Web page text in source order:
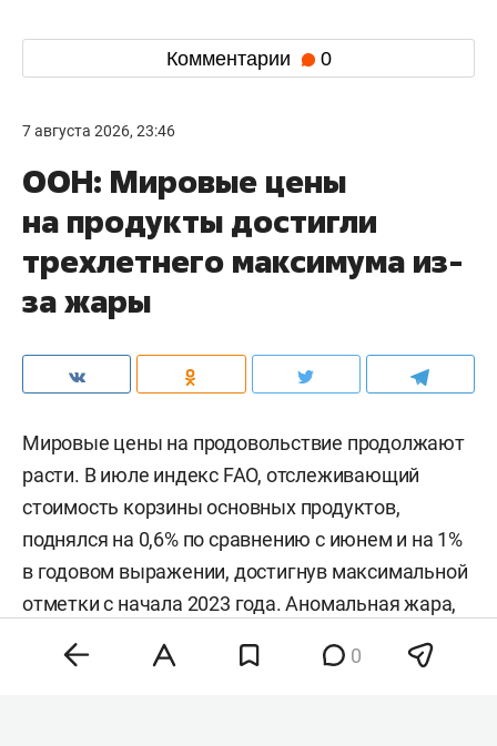
Комментарии 0
7 августа 2026, 23:46
ООН: Мировые цены
на продукты достигли
трехлетнего максимума из-
за жары
Мировые цены на продовольствие продолжают
расти. В июле индекс FAO, отслеживающий
стоимость корзины основных продуктов,
поднялся на 0,6% по сравнению с июнем и на 1%
в годовом выражении, достигнув максимальной
отметки с начала 2023 года. Аномальная жара,
нестабильность на энергетических рынках и
геополитическая напряженность разогнали
0